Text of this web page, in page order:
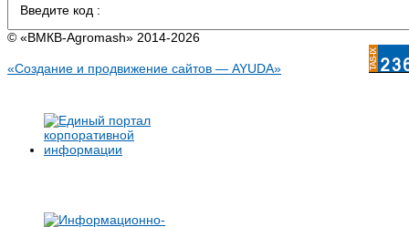
© «BMКB-Аgromash» 2014-2026
«Создание и продвижение сайтов — AYUDA»